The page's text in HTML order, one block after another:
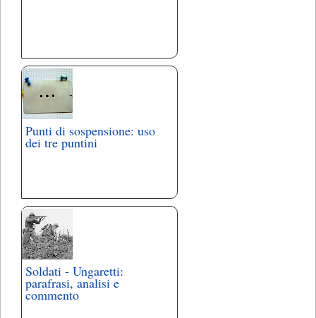
Punti di sospensione: uso
dei tre puntini
Soldati - Ungaretti:
parafrasi, analisi e
commento